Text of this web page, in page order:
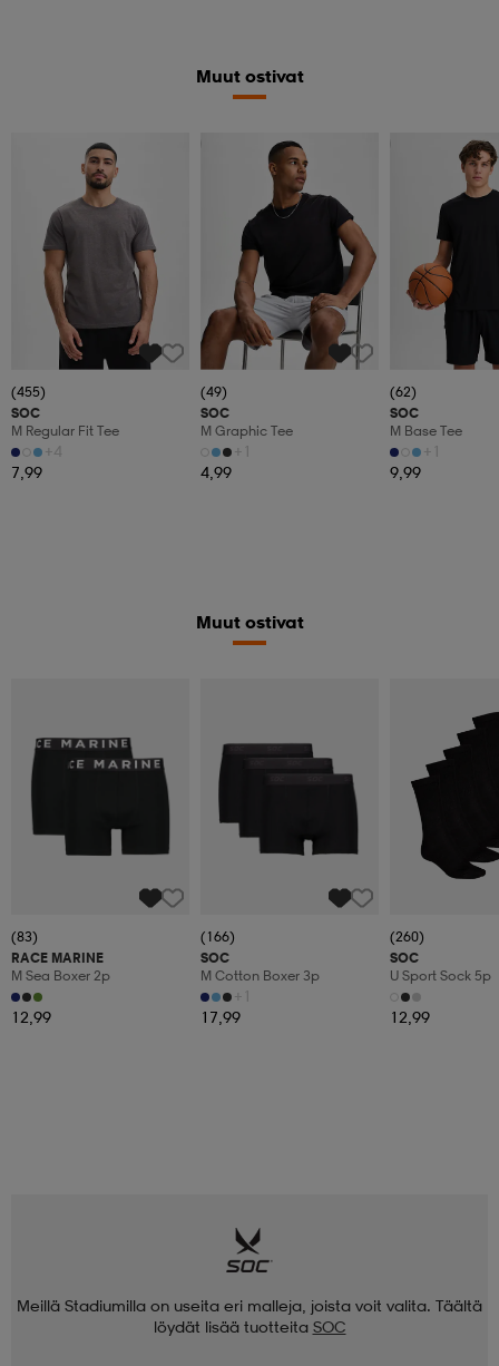
Muut ostivat
(455)
SOC
M Regular Fit Tee
+4
7,99
(49)
SOC
M Graphic Tee
+1
4,99
Katso hintaa
(62)
SOC
M Base Tee
+1
9,99
Muut ostivat
(83)
RACE MARINE
M Sea Boxer 2p
12,99
(166)
SOC
M Cotton Boxer 3p
+1
17,99
(260)
SOC
U Sport Sock 5p
12,99
Meillä Stadiumilla on useita eri malleja, joista voit valita. Täältä
löydät lisää tuotteita SOC